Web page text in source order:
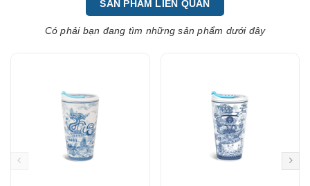
SẢN PHẨM LIÊN QUAN
Có phải bạn đang tìm những sản phẩm dưới đây